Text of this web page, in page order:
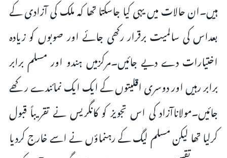
ہیں۔ان حالات میں یہی کیا جاسکتا تھا کہ ملک کی آزادی کے
بعداس کی سالمیت برقرار رکھی جائے اور صوبوں کو زیادہ
اختیارات دے دیے جائیں۔مرکزمیں ہندو اور مسلم برابر
برابر رہیں اور دوسری اقلیتوں کے ایک ایک نمائندے رکھے
جائیں۔مولاناآزاد کی اس تجویز کو کانگریس نے تقریباً قبول
کرلیا تھا لیکن مسلم لیگ کے رہنماؤں نے اسے خارج کردیا